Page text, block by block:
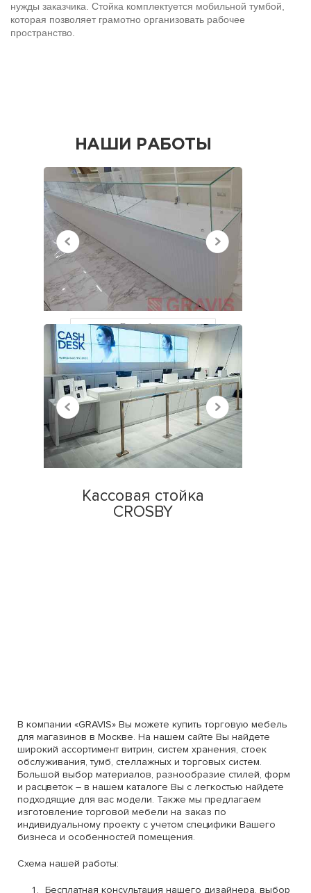
нужды заказчика. Стойка комплектуется мобильной тумбой,
которая позволяет грамотно организовать рабочее
пространство.
НАШИ РАБОТЫ
Все работы
НЕДАВНО
ПРОСМОТРЕННЫЕ
Кассовая стойка
CROSBY
В компании «GRAVIS» Вы можете купить торговую мебель
для магазинов в Москве. На нашем сайте Вы найдете
широкий ассортимент витрин, систем хранения, стоек
обслуживания, тумб, стеллажных и торговых систем.
Большой выбор материалов, разнообразие стилей, форм
и расцветок – в нашем каталоге Вы с легкостью найдете
подходящие для вас модели. Также мы предлагаем
изготовление торговой мебели на заказ по
индивидуальному проекту с учетом специфики Вашего
бизнеса и особенностей помещения.
Схема нашей работы:
Бесплатная консультация нашего дизайнера, выбор